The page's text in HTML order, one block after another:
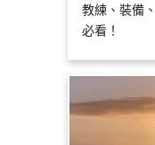
教練、裝備
必看！